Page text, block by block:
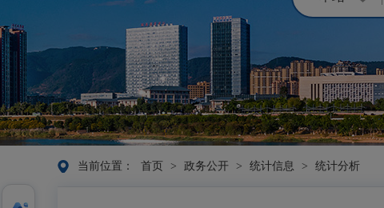
当前位置： 首页 > 政务公开 > 统计信息 > 统计分析